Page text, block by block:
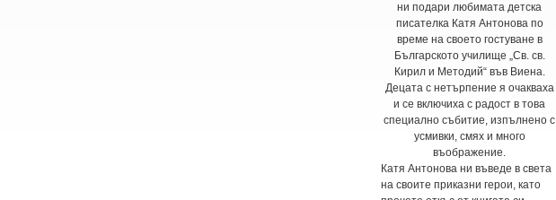
ни подари любимата детска
писателка Катя Антонова по
време на своето гостуване в
Българското училище „Св. св.
Кирил и Методий“ във Виена.
Децата с нетърпение я очакваха
и се включиха с радост в това
специално събитие, изпълнено с
усмивки, смях и много
въображение.
Катя Антонова ни въведе в света
на своите приказни герои, като